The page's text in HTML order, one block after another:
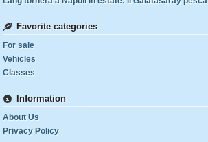
Favorite categories
For sale
Vehicles
Classes
Information
About Us
Privacy Policy